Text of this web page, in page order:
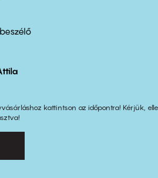
kattintson az időpontra! Kérjük,